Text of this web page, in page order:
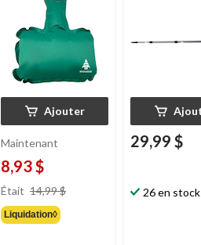
Ajouter
Maintenant
8,93 $
Était 14,99 $
Liquidation◊
marche
29,99 $
26 en stock